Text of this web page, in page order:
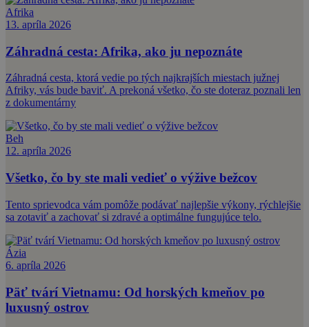
Afrika
13. apríla 2026
Záhradná cesta: Afrika, ako ju nepoznáte
Záhradná cesta, ktorá vedie po tých najkrajších miestach južnej
Afriky, vás bude baviť. A prekoná všetko, čo ste doteraz poznali len
z dokumentárny
Beh
12. apríla 2026
Všetko, čo by ste mali vedieť o výžive bežcov
Tento sprievodca vám pomôže podávať najlepšie výkony, rýchlejšie
sa zotaviť a zachovať si zdravé a optimálne fungujúce telo.
Ázia
6. apríla 2026
Päť tvárí Vietnamu: Od horských kmeňov po
luxusný ostrov